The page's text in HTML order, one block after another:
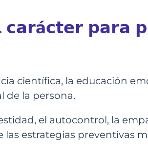
𝗽𝗮𝗿𝗮
científica, la educación
de la persona.
el autocontrol, la
las estrategias preventivas